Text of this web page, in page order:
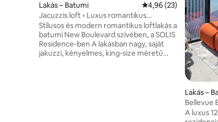
Lakás – Batumi Átlagos értékelés: 5/
4,96 (23)
Jacuzzis loft • Luxus romantikus
búvóhely • Batumi
Stílusos és modern romantikus loftlakás a
batumi New Boulevard szívében, a SOLIS
Residence-ben A lakásban nagy, saját
jakuzzi, kényelmes, king-size méretű
Lakás –
Bellevue
méter, 4
A luxus